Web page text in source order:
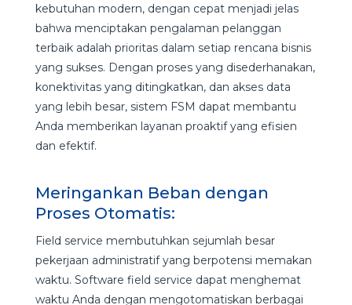
kebutuhan modern, dengan cepat menjadi jelas
bahwa menciptakan pengalaman pelanggan
terbaik adalah prioritas dalam setiap rencana bisnis
yang sukses. Dengan proses yang disederhanakan,
konektivitas yang ditingkatkan, dan akses data
yang lebih besar, sistem FSM dapat membantu
Anda memberikan layanan proaktif yang efisien
dan efektif.
Meringankan Beban dengan
Proses Otomatis:
Field service membutuhkan sejumlah besar
pekerjaan administratif yang berpotensi memakan
waktu. Software field service dapat menghemat
waktu Anda dengan mengotomatiskan berbagai